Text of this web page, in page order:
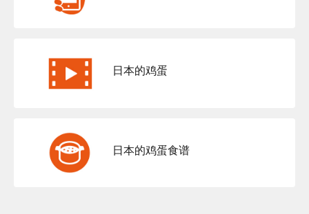
日本的鸡蛋
日本的鸡蛋食谱